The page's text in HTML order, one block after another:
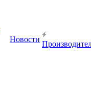
Новости